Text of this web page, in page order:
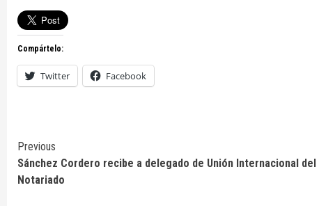
Compártelo:
Twitter Facebook
Continue
Reading
Previous
Sánchez Cordero recibe a delegado de Unión Internacional del
Notariado